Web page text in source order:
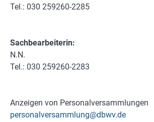
Tel.: 030 259260-2285
Sachbearbeiterin:
N.N.
Tel.: 030 259260-2283
Anzeigen von Personalversammlungen
personalversammlung@dbwv.de